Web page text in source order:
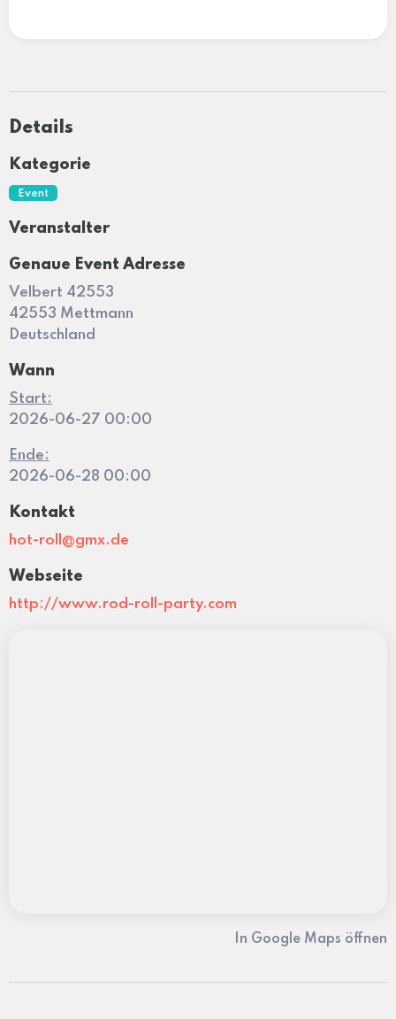
Details
Kategorie
Event
Veranstalter
Genaue Event Adresse
Velbert 42553
42553 Mettmann
Deutschland
Wann
Start:
2026-06-27 00:00
Ende:
2026-06-28 00:00
Kontakt
hot-roll@gmx.de
Webseite
http://www.rod-roll-party.com
In Google Maps öffnen